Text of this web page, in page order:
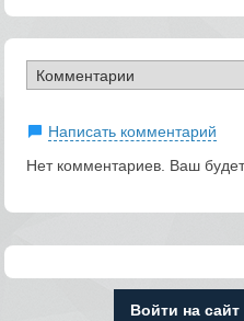
Написать комментарий
Нет комментариев. Ваш
Войти на сайт